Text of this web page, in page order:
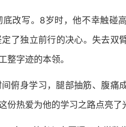
改写。8岁时，他不幸触碰
了独立前行的决心。失去双
整字迹的本领。
俯身学习，腿部抽筋、腹痛
热爱为他的学习之路点亮了